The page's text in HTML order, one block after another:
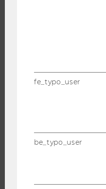
IMPACT DER FORSCHUNG
UNIVERSITÄT
fe_typo_user
be_typo_user